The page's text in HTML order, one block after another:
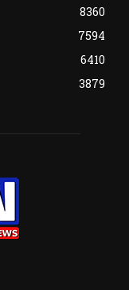
8360
7594
6410
3879